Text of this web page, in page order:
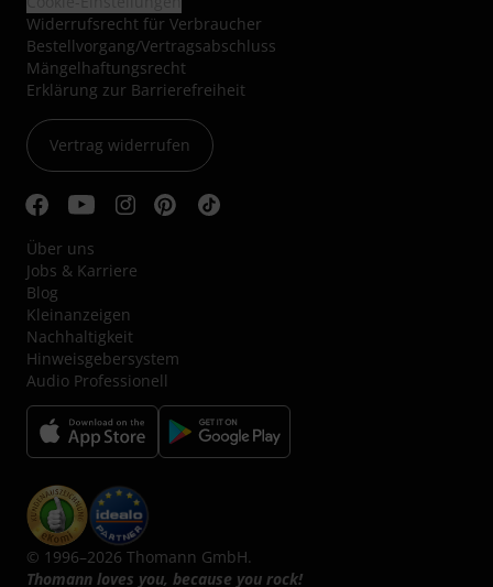
Widerrufsrecht für Verbraucher
Bestellvorgang/Vertragsabschluss
Mängelhaftungsrecht
Erklärung zur Barrierefreiheit
Vertrag widerrufen
Über uns
Jobs & Karriere
Blog
Kleinanzeigen
Nachhaltigkeit
Hinweisgebersystem
Audio Professionell
© 1996–2026 Thomann GmbH.
Thomann loves you, because you rock!